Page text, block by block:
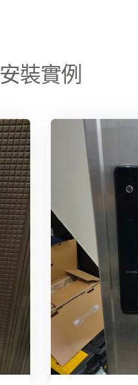
安裝實例